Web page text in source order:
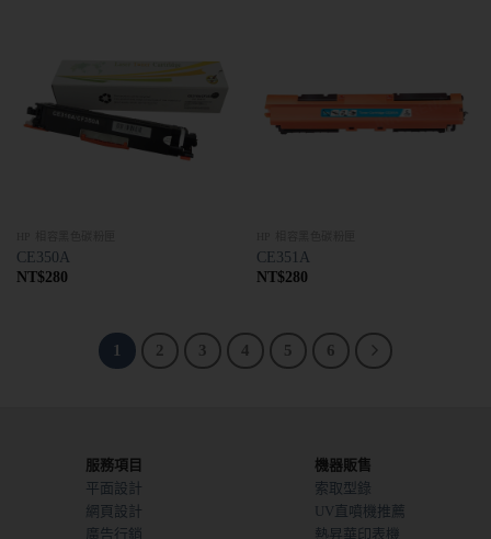
CE350A
NT$280
CE351A
NT$280
1 2 3 4 5 6
服務項目
平面設計
網頁設計
廣告行銷
機器販售
索取型錄
UV直噴機推薦
熱昇華印表機